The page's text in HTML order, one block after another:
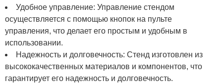
Удобное управление: Управление стендом
осуществляется с помощью кнопок на пульте
управления, что делает его простым и удобным в
использовании.
Надежность и долговечность: Стенд изготовлен из
высококачественных материалов и компонентов, что
гарантирует его надежность и долговечность.